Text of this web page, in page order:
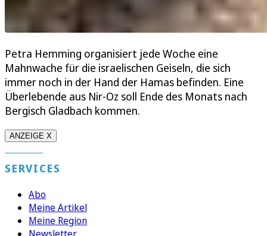
Petra Hemming organisiert jede Woche eine
Mahnwache für die israelischen Geiseln, die sich
immer noch in der Hand der Hamas befinden. Eine
Überlebende aus Nir-Oz soll Ende des Monats nach
Bergisch Gladbach kommen.
ANZEIGE X
SERVICES
Abo
Meine Artikel
Meine Region